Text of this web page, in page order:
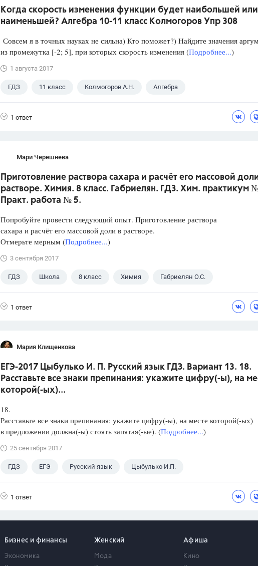
Когда скорость изменения функции будет наибольшей или
наименьшей? Алгебра 10-11 класс Колмогоров Упр 308
Совсем я в точных науках не сильна) Кто поможет?) Найдите значения
из промежутка [-2; 5], при которых скорость изменения (Подробнее...)
1 августа 2017
ГДЗ 11 класс Колмогоров А.Н. Алгебра
1 ответ
Мари Черешнева
Приготовление раствора сахара и расчёт его массовой
растворе. Химия. 8 класс. Габриелян. ГДЗ. Хим. практикум
Практ. работа № 5.
Попробуйте провести следующий опыт. Приготовление раствора
сахара и расчёт его массовой доли в растворе.
Отмерьте мерным (Подробнее...)
3 сентября 2017
ГДЗ Школа 8 класс Химия Габриелян О.С.
1 ответ
Мария Клищенкова
ЕГЭ-2017 Цыбулько И. П. Русский язык ГДЗ. Вариант 13. 18.
Расставьте все знаки препинания: укажите цифру(-ы), на
которой(-ых)...
18.
Расставьте все знаки препинания: укажите цифру(-ы), на месте которой(-ых)
в предложении должна(-ы) стоять запятая(-ые). (Подробнее...)
25 сентября 2017
ГДЗ ЕГЭ Русский язык Цыбулько И.П.
1 ответ
Бизнес и финансы
Экономика
Женский
Мода
Афиша
Кино